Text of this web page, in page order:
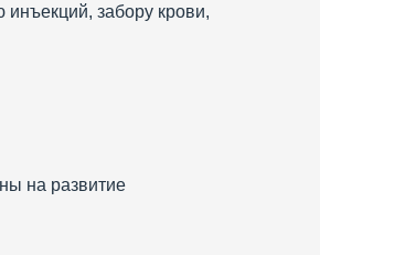
забору крови,
на развитие